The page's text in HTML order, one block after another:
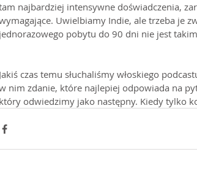
najbardziej intensywne doświadczenia,
Uwielbiamy Indie, ale trzeba je
jednorazowego pobytu do 90 dni nie jest takim
Jakiś czas temu słuchaliśmy włoskiego
nim zdanie, które najlepiej odpowiada na
który odwiedzimy jako następny. Kiedy tylko